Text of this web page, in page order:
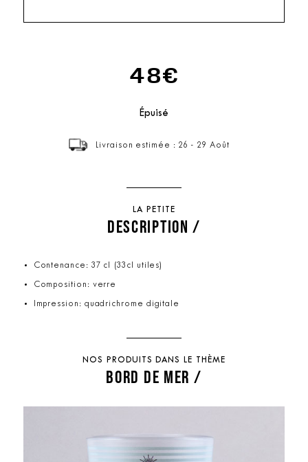
48€
Épuisé
Livraison estimée : 26 - 29 Août
LA PETITE
DESCRIPTION /
Contenance: 37 cl (33cl utiles)
Composition: verre
Impression: quadrichrome digitale
NOS PRODUITS DANS LE THÈME
BORD DE MER /